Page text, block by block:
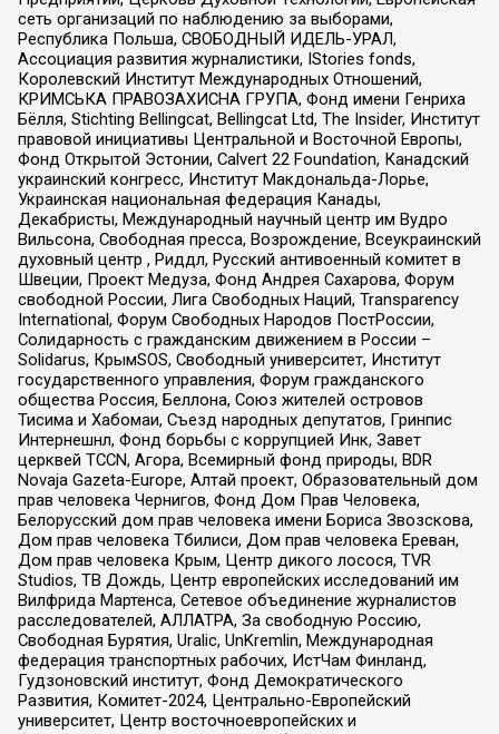
сеть организаций по наблюдению за выборами,
Республика Польша, СВОБОДНЫЙ ИДЕЛЬ-УРАЛ,
Ассоциация развития журналистики, IStories fonds,
Королевский Институт Международных Отношений,
КРИМСЬКА ПРАВОЗАХИСНА ГРУПА, Фонд имени Генриха
Бёлля, Stichting Bellingcat, Bellingcat Ltd, The Insider, Институт
правовой инициативы Центральной и Восточной Европы,
Фонд Открытой Эстонии, Calvert 22 Foundation, Канадский
украинский конгресс, Институт Макдональда-Лорье,
Украинская национальная федерация Канады,
Декабристы, Международный научный центр им Вудро
Вильсона, Свободная пресса, Возрождение, Всеукраинский
духовный центр , Риддл, Русский антивоенный комитет в
Швеции, Проект Медуза, Фонд Андрея Сахарова, Форум
свободной России, Лига Свободных Наций, Transparеncy
International, Форум Свободных Народов ПостРоссии,
Солидарность с гражданским движением в России –
Solidarus, КрымSOS, Свободный университет, Институт
государственного управления, Форум гражданского
общества Россия, Беллона, Союз жителей островов
Тисима и Хабомаи, Съезд народных депутатов, Гринпис
Интернешнл, Фонд борьбы с коррупцией Инк, Завет
церквей TCCN, Агора, Всемирный фонд природы, BDR
Novaja Gazeta-Europe, Алтай проект, Образовательный дом
прав человека Чернигов, Фонд Дом Прав Человека,
Белорусский дом прав человека имени Бориса Звозскова,
Дом прав человека Тбилиси, Дом прав человека Ереван,
Дом прав человека Крым, Центр дикого лосося, TVR
Studios, ТВ Дождь, Центр европейских исследований им
Вилфрида Мартенса, Сетевое объединение журналистов
расследователей, АЛЛАТРА, За свободную Россию,
Свободная Бурятия, Uralic, UnKremlin, Международная
федерация транспортных рабочих, ИстЧам Финланд,
Гудзоновский институт, Фонд Демократического
Развития, Комитет-2024, Центрально-Европейский
университет, Центр восточноевропейских и